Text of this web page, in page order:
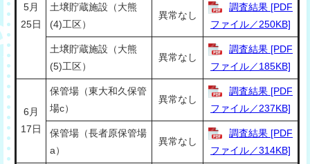
5月
25日
土壌貯蔵施設（大熊
(4)工区）
異常なし
調査結果 [PDF
ファイル／250KB]
土壌貯蔵施設（大熊
(5)工区）
異常なし
調査結果 [PDF
ファイル／185KB]
6月
17日
保管場（東大和久保管
場c）
異常なし
調査結果 [PDF
ファイル／237KB]
保管場（長者原保管場
a）
異常なし
調査結果 [PDF
ファイル／314KB]